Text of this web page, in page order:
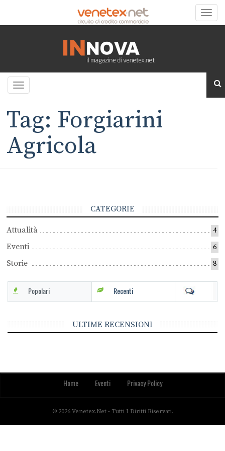
Toggle
Toggle
Tag: Forgiarini
Agricola
CATEGORIE
Attualità 4
Eventi 6
Storie 8
Popolari Recenti
ULTIME RECENSIONI
Home Eventi Privacy Policy
© 2026 Venetex.net - Tutti I Diritti Riservati.